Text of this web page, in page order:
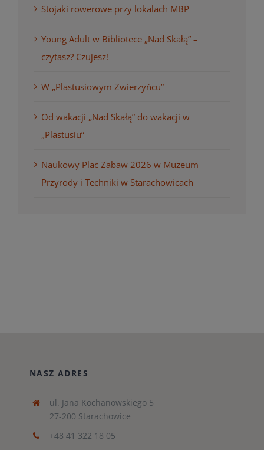
Stojaki rowerowe przy lokalach MBP
Young Adult w Bibliotece „Nad Skałą” –
czytasz? Czujesz!
W „Plastusiowym Zwierzyńcu”
Od wakacji „Nad Skałą” do wakacji w
„Plastusiu”
Naukowy Plac Zabaw 2026 w Muzeum
Przyrody i Techniki w Starachowicach
NASZ ADRES
ul. Jana Kochanowskiego 5
27-200 Starachowice
+48 41 322 18 05